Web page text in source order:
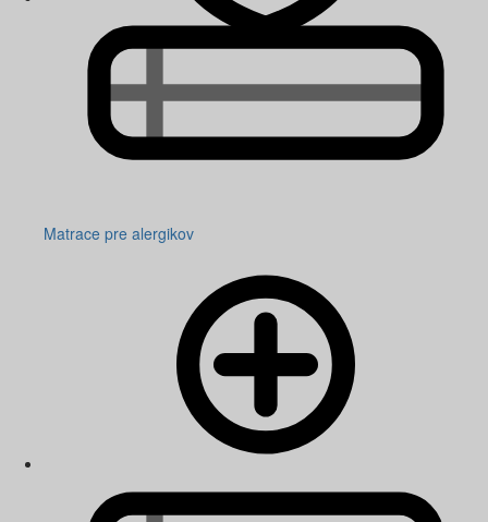
Matrace pre alergikov